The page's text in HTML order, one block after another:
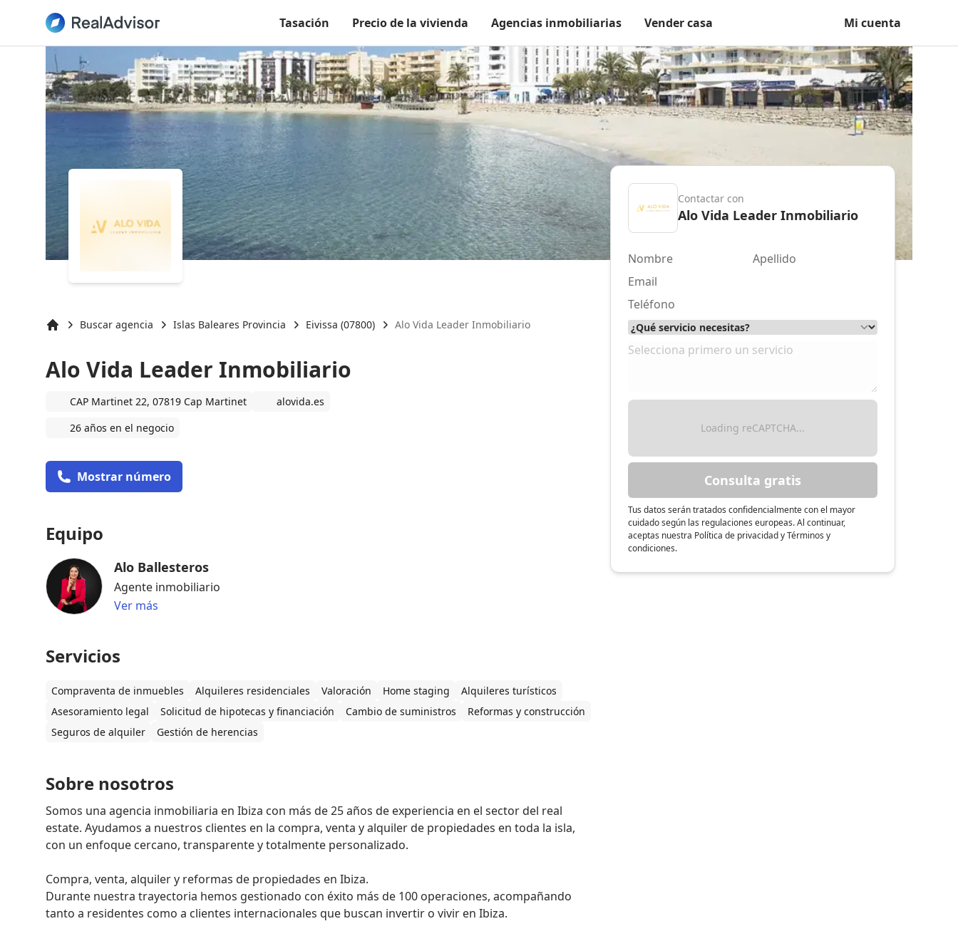
Tasación Precio de la vivienda Agencias inmobiliarias Vender casa Mi cuenta
Buscar agencia Islas Baleares Provincia Eivissa (07800) Alo Vida Leader Inmobiliario
Alo Vida Leader Inmobiliario
CAP Martinet 22, 07819 Cap Martinet
alovida.es
26 años en el negocio
Mostrar número
Equipo
Alo Ballesteros
Agente inmobiliario
Ver más
Servicios
Compraventa de inmuebles Alquileres residenciales Valoración Home staging
Alquileres turísticos
Asesoramiento legal
Solicitud de hipotecas y financiación Cambio de suministros
Reformas y construcción
Seguros de alquiler
Gestión de herencias
Sobre nosotros
Somos una agencia inmobiliaria en Ibiza con más de 25 años de experiencia en el sector del real
estate. Ayudamos a nuestros clientes en la compra, venta y alquiler de propiedades en toda la isla,
con un enfoque cercano, transparente y totalmente personalizado.
Compra, venta, alquiler y reformas de propiedades en Ibiza.
Durante nuestra trayectoria hemos gestionado con éxito más de 100 operaciones, acompañando
tanto a residentes como a clientes internacionales que buscan invertir o vivir en Ibiza.
Contactar con
Alo Vida Leader Inmobiliario
Loading reCAPTCHA...
Consulta gratis
Tus datos serán tratados confidencialmente con el mayor
cuidado según las regulaciones europeas. Al continuar,
aceptas nuestra Política de privacidad y Términos y
condiciones.